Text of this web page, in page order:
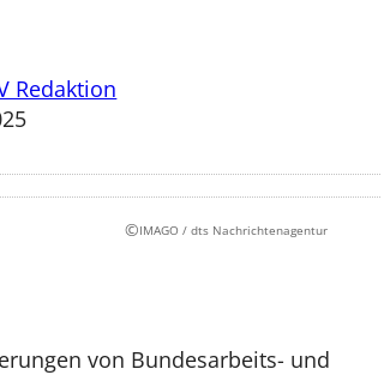
Redaktion
©IMAGO / dts Nachrichtenagentur
von Bundesarbeits- und